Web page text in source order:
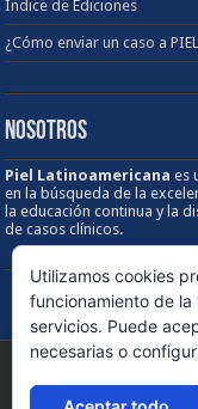
Indice de Ediciones
¿Cómo enviar un caso a
NOSOTROS
Piel Latinoamericanaes
en la búsqueda de la
la educación continua y la
de casos clínicos.
© Copyright 1998 -
Utilizamos cookies
funcionamiento de
servicios. Puede
necesarias o